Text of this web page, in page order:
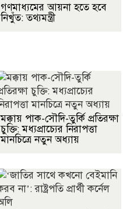
গণমাধ্যমের আয়না হতে হবে
নিখুঁত: তথ্যমন্ত্রী
মক্কায় পাক-সৌদি-তুর্কি প্রতিরক্ষা
চুক্তি: মধ্যপ্রাচ্যের নিরাপত্তা
মানচিত্রে নতুন অধ্যায়